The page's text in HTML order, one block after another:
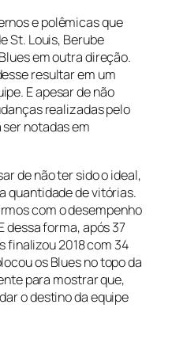
e polêmicas que
St. Louis, Berube
em outra direção.
resultar em um
E apesar de não
realizadas pelo
notadas em
de não ter sido o ideal,
quantidade de vitórias.
com o desempenho
dessa forma, após 37
finalizou 2018 com 34
os Blues no topo da
para mostrar que,
o destino da equipe